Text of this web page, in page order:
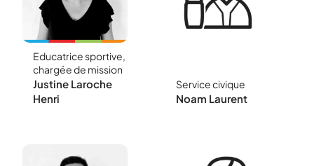
Responsable projet
Quartiers Prioritaires
de la Ville
Educatrice sportive,
chargée de mission
Justine Laroche
Henri
Physique
Quotidienne
Service civique
Noam Laurent